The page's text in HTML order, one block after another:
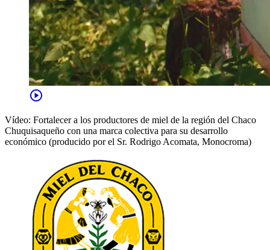
play_circle
Vídeo: Fortalecer a los productores de miel de la región del Chaco
Chuquisaqueño con una marca colectiva para su desarrollo
económico (producido por el Sr. Rodrigo Acomata, Monocroma)